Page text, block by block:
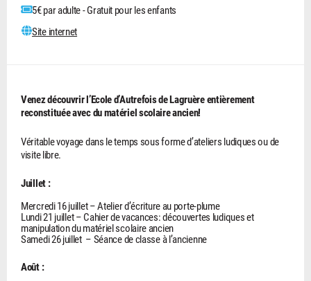
5€ par adulte - Gratuit pour les enfants
Site internet
Venez découvrir l’Ecole d’Autrefois de Lagruère entièrement
reconstituée avec du matériel scolaire ancien!
Véritable voyage dans le temps sous forme d’ateliers ludiques ou de
visite libre.
Juillet :
Mercredi 16 juillet – Atelier d’écriture au porte-plume
Lundi 21 juillet – Cahier de vacances: découvertes ludiques et
manipulation du matériel scolaire ancien
Samedi 26 juillet – Séance de classe à l’ancienne
Août :